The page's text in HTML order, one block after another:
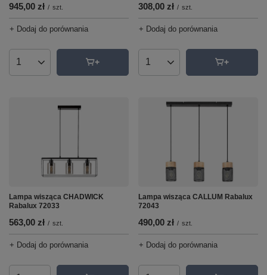
945,00 zł / szt.
+ Dodaj do porównania
Ilość produktów
308,00 zł / szt.
+ Dodaj do porównania
Ilość produktów
Lampa wisząca CHADWICK
Rabalux 72033
563,00 zł / szt.
+ Dodaj do porównania
Lampa wisząca CALLUM Rabalux
72043
490,00 zł / szt.
+ Dodaj do porównania